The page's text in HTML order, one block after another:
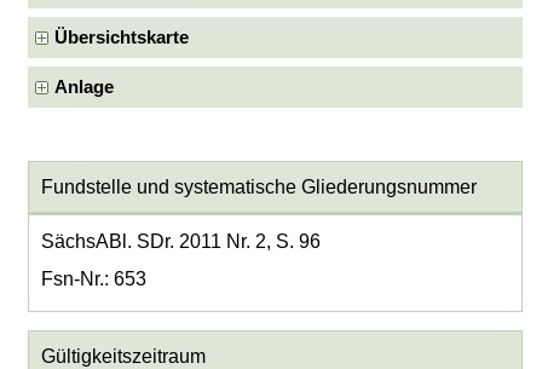
Übersichtskarte
Anlage
Fundstelle und systematische Gliederungsnummer
SächsABl. SDr. 2011 Nr. 2, S. 96
Fsn-Nr.: 653
Gültigkeitszeitraum